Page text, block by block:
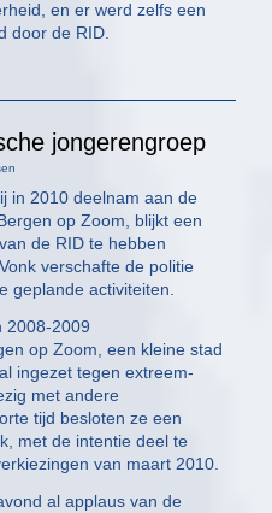
en er werd zelfs een
door de RID.
jongerengroep
in 2010 deelnam aan de
op Zoom, blijkt een
de RID te hebben
verschafte de politie
geplande activiteiten.
2008-2009
op Zoom, een kleine stad
ingezet tegen extreem-
met andere
tijd besloten ze een
met de intentie deel te
van maart 2010.
al applaus van de